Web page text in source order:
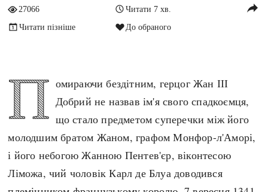
Людина і суспільство
Наука, освіта і техніка
Політика
Релігія
Розваги і дозвілля
Спорт
Чудеса світу
Регіони
Хронологія
Високе Середньовіччя
Пізнє Середньовіччя
Нова історія
Новітня історія
Наш час
27066
Читати 7 хв.
Читати пізніше
До обраного
reply
П омираючи бездітним, герцог Жан ІІІ
Добрий не назвав ім'я свого спадкоємця,
що стало предметом суперечки між його
молодшим братом Жаном, графом Монфор-л'Аморі,
і його небогою Жанною Пентев'єр, віконтесою
Ліможа, чий чоловік Карл де Блуа доводився